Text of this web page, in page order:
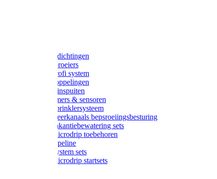
Gardena afdichtingen
Gardena sproeiers
Gardena Profi system
Gardena koppelingen
Gardena tuinspuiten
Gardena timers & sensoren
Gardena Sprinklersysteem
Gardena meerkanaals bepsroeiingsbesturing
Gardena vakantiebewatering sets
Gardena Microdrip toebehoren
Gardena Pipeline
Gardena System sets
Gardena Microdrip startsets